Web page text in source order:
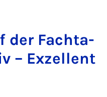
der Facht­a­
– Ex­zel­lent